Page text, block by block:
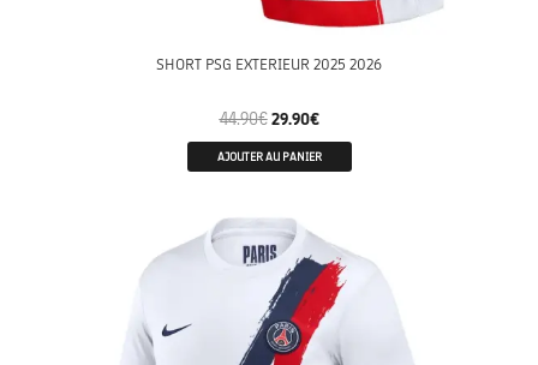
SHORT PSG EXTERIEUR 2025 2026
44.90€ 29.90€
AJOUTER AU PANIER